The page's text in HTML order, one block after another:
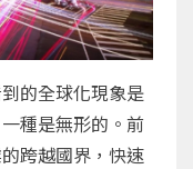
的全球化現象是
種是無形的。前
跨越國界，快速